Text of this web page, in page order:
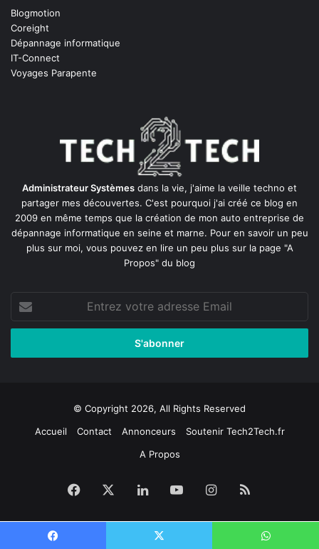
Blogmotion
Coreight
Dépannage informatique
IT-Connect
Voyages Parapente
Administrateur Systèmes dans la vie, j'aime la veille techno et
partager mes découvertes. C'est pourquoi j'ai créé ce blog en
2009 en même temps que la création de mon auto entreprise de
dépannage informatique en seine et marne. Pour en savoir un peu
plus sur moi, vous pouvez en lire un peu plus sur la page "A
Propos" du blog
votre
adresse
© Copyright 2026, All Rights Reserved
Accueil
Contact Annonceurs
Soutenir Tech2Tech.fr
A Propos
Facebook LinkedinYouTubeInstagram
RSS